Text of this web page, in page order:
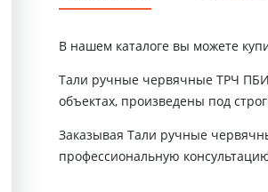
В нашем каталоге вы можете
Тали ручные червячные ТРЧ
объектах, произведены под
Заказывая Тали ручные
профессиональную